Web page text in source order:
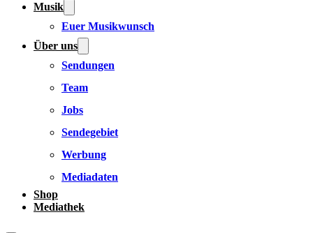
Musik
Euer Musikwunsch
Über uns
Sendungen
Team
Jobs
Sendegebiet
Werbung
Mediadaten
Shop
Mediathek